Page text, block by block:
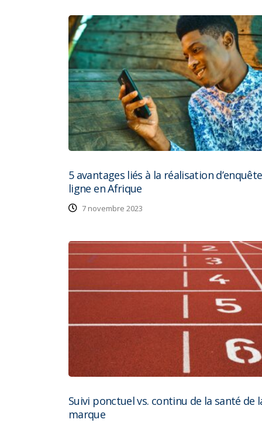
5 avantages liés à la réalisation
ligne en Afrique
7 novembre 2023
Suivi ponctuel vs. continu de la santé de
marque